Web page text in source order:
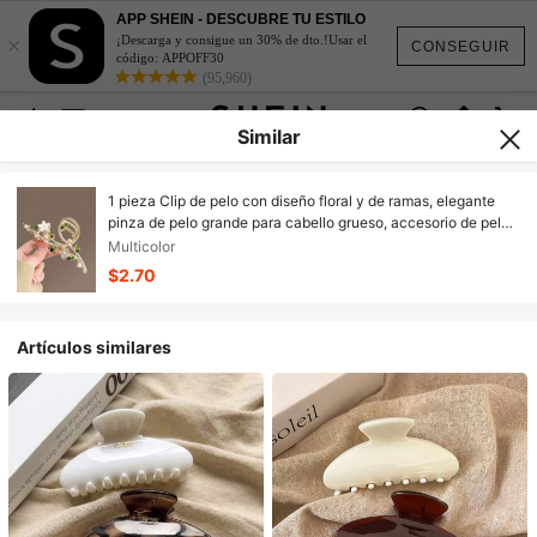
CONSEGUIR
×
APP SHEIN - DESCUBRE TU ESTILO
¡Descarga y consigue un 30% de dto.!Usar el
código: APPOFF30
(95,960)
Similar
1 pieza Clip de pelo con diseño floral y de ramas, elegante
pinza de pelo grande para cabello grueso, accesorio de pelo
de aleación metálica, pinza de pelo con flor de moda para
primavera/verano
Multicolor
$2.70
Artículos similares